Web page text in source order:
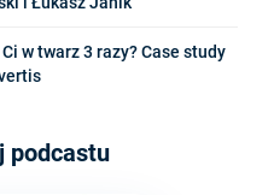
w twarz 3 razy? Case study
podcastu